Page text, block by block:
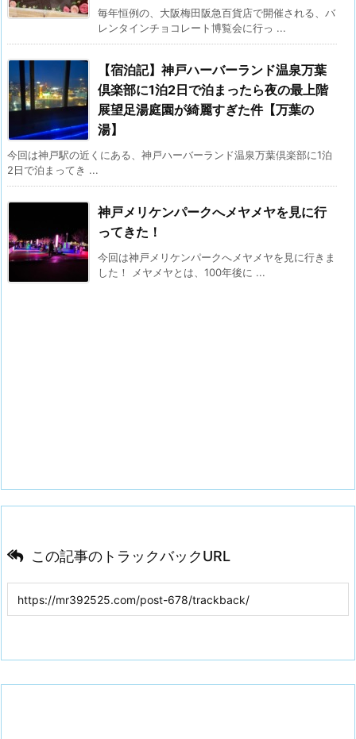
毎年恒例の、大阪梅田阪急百貨店で開催される、バ
レンタインチョコレート博覧会に行っ ...
【宿泊記】神戸ハーバーランド温泉万葉
倶楽部に1泊2日で泊まったら夜の最上階
展望足湯庭園が綺麗すぎた件【万葉の
湯】
今回は神戸駅の近くにある、神戸ハーバーランド温泉万葉倶楽部に1泊
2日で泊まってき ...
神戸メリケンパークへメヤメヤを見に行
ってきた！
今回は神戸メリケンパークへメヤメヤを見に行きま
した！ メヤメヤとは、100年後に ...
この記事のトラックバックURL